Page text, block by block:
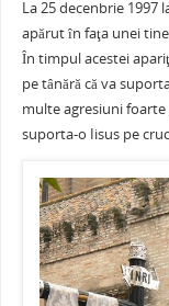
c
e
b
o
o
k
itt
er l
La 25 decenbrie 1997
apărut în faţa unei
În timpul acestei
pe tânără că va
multe agresiuni foarte
suporta-o Iisus pe